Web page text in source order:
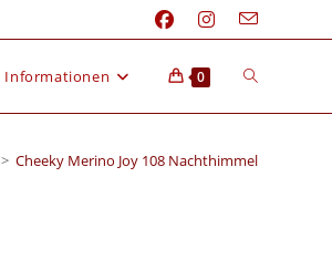
Informationen 0
> Cheeky Merino Joy 108 Nachthimmel